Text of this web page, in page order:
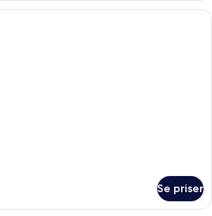
Et hotelværelse med en stor seng,
Se priser